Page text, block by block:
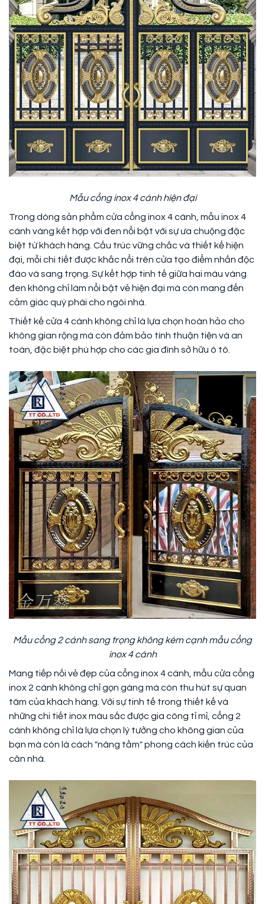
Mẫu cổng inox 4 cánh hiện đại
Trong dòng sản phẩm cửa cổng inox 4 cánh, mẫu inox 4
cánh vàng kết hợp với đen nổi bật với sự ưa chuộng đặc
biệt từ khách hàng. Cấu trúc vững chắc và thiết kế hiện
đại, mỗi chi tiết được khắc nổi trên cửa tạo điểm nhấn độc
đáo và sang trọng. Sự kết hợp tinh tế giữa hai màu vàng
đen không chỉ làm nổi bật vẻ hiện đại mà còn mang đến
cảm giác quý phái cho ngôi nhà.
Thiết kế cửa 4 cánh không chỉ là lựa chọn hoàn hảo cho
không gian rộng mà còn đảm bảo tính thuận tiện và an
toàn, đặc biệt phù hợp cho các gia đình sở hữu ô tô.
Mẫu cổng 2 cánh sang trọng không kém cạnh mẫu cổng
inox 4 cánh
Mang tiếp nối vẻ đẹp của cổng inox 4 cánh, mẫu cửa cổng
inox 2 cánh không chỉ gọn gàng mà còn thu hút sự quan
tâm của khách hàng. Với sự tinh tế trong thiết kế và
những chi tiết inox màu sắc được gia công tỉ mỉ, cổng 2
cánh không chỉ là lựa chọn lý tưởng cho không gian của
bạn mà còn là cách "nâng tầm" phong cách kiến trúc của
căn nhà.